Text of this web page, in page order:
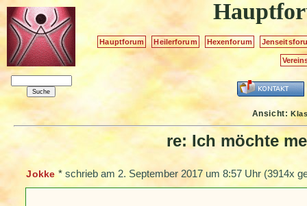
Hauptforum Heilerforum Hexenforum
Ansicht:
re: Ich möchte
Jokke* schrieb am 2. September 2017 um 8:57 Uhr(3914x